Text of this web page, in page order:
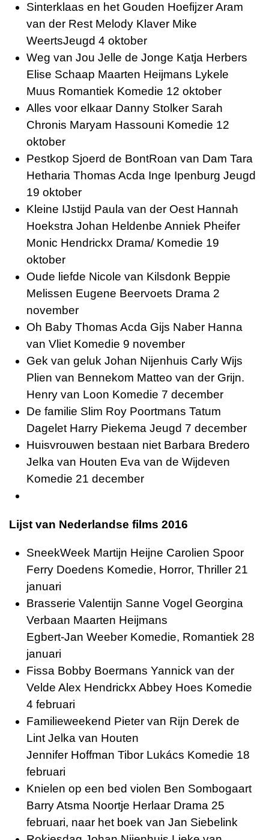
Sinterklaas en het Gouden Hoefijzer Aram
van der Rest Melody Klaver Mike
WeertsJeugd 4 oktober
Weg van Jou Jelle de Jonge Katja Herbers
Elise Schaap Maarten Heijmans Lykele
Muus Romantiek Komedie 12 oktober
Alles voor elkaar Danny Stolker Sarah
Chronis Maryam Hassouni Komedie 12
oktober
Pestkop Sjoerd de BontRoan van Dam Tara
Hetharia Thomas Acda Inge Ipenburg Jeugd
19 oktober
Kleine IJstijd Paula van der Oest Hannah
Hoekstra Johan Heldenbe Anniek Pheifer
Monic Hendrickx Drama/ Komedie 19
oktober
Oude liefde Nicole van Kilsdonk Beppie
Melissen Eugene Beervoets Drama 2
november
Oh Baby Thomas Acda Gijs Naber Hanna
van Vliet Komedie 9 november
Gek van geluk Johan Nijenhuis Carly Wijs
Plien van Bennekom Matteo van der Grijn.
Henry van Loon Komedie 7 december
De familie Slim Roy Poortmans Tatum
Dagelet Harry Piekema Jeugd 7 december
Huisvrouwen bestaan niet Barbara Bredero
Jelka van Houten Eva van de Wijdeven
Komedie 21 december
Lijst van Nederlandse films 2016
SneekWeek Martijn Heijne Carolien Spoor
Ferry Doedens Komedie, Horror, Thriller 21
januari
Brasserie Valentijn Sanne Vogel Georgina
Verbaan Maarten Heijmans
Egbert-Jan Weeber Komedie, Romantiek 28
januari
Fissa Bobby Boermans Yannick van der
Velde Alex Hendrickx Abbey Hoes Komedie
4 februari
Familieweekend Pieter van Rijn Derek de
Lint Jelka van Houten
Jennifer Hoffman Tibor Lukács Komedie 18
februari
Knielen op een bed violen Ben Sombogaart
Barry Atsma Noortje Herlaar Drama 25
februari, naar het boek van Jan Siebelink